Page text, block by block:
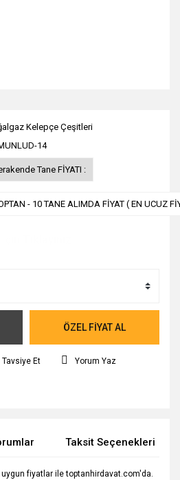
Kelepçe Çeşitleri
14
Tane FİYATI :
- 10 TANE ALIMDA FİYAT ( EN UCUZ
ÖZEL FİYAT AL
Tavsiye Et Yorum Yaz
Taksit Seçenekleri
fiyatlar ile toptanhirdavat.com'da.